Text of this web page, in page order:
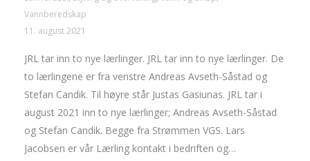
Vannberedskap
11. august 2021
JRL tar inn to nye lærlinger. JRL tar inn to nye lærlinger. De
to lærlingene er fra venstre Andreas Avseth-Såstad og
Stefan Candik. Til høyre står Justas Gasiunas. JRL tar i
august 2021 inn to nye lærlinger; Andreas Avseth-Såstad
og Stefan Candik. Begge fra Strømmen VGS. Lars
Jacobsen er vår Lærling kontakt i bedriften og…